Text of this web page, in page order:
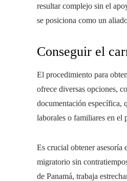
resultar complejo sin el
se posiciona como un
Conseguir el
El procedimiento para
ofrece diversas opciones,
documentación específica,
laborales o familiares en el
Es crucial obtener asesoría
migratorio sin
de Panamá, trabaja